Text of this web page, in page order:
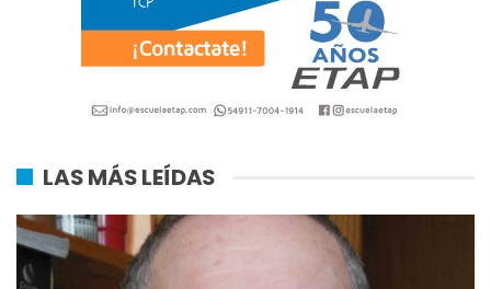
LAS MÁS LEÍDAS